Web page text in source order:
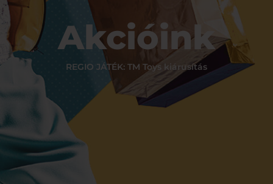
Akcióink
REGIO JÁTÉK: TM Toys kiárusítás